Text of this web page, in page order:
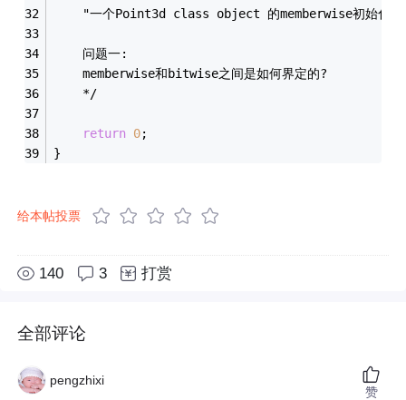
"一个Point3d class object 的memberwise初始化
	问题一:
	memberwise和bitwise之间是如何界定的?
	*/
return 0;
}
给本帖投票
140 3 打赏
全部评论
pengzhixi
赞